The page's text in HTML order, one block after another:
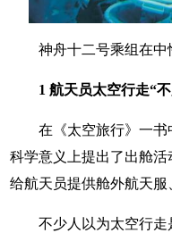
神舟十二号乘组在中
1 航天员太空行走“
在《太空旅行》一
科学意义上提出了出舱
给航天员提供舱外航天服
不少人以为太空行走